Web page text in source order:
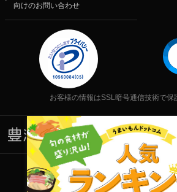
向けのお問い合わせ
お客様の情報はSSL暗号通信技術で保
株式会社 食文化